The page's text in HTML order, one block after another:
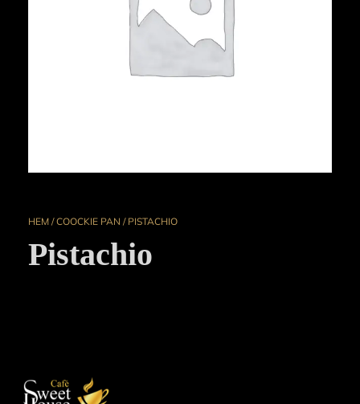
HEM /COOCKIE PAN / PISTACHIO
Pistachio